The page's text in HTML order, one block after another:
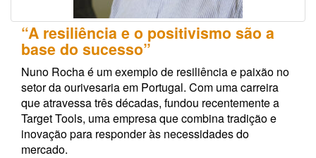
“A resiliência e o positivismo são a
base do sucesso”
Nuno Rocha é um exemplo de resiliência e paixão no
setor da ourivesaria em Portugal. Com uma carreira
que atravessa três décadas, fundou recentemente a
Target Tools, uma empresa que combina tradição e
inovação para responder às necessidades do
mercado.